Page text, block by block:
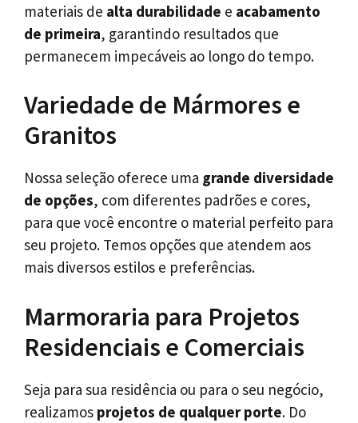
materiais de alta durabilidade e acabamento
de primeira, garantindo resultados que
permanecem impecáveis ao longo do tempo.
Variedade de Mármores e
Granitos
Nossa seleção oferece uma grande diversidade
de opções, com diferentes padrões e cores,
para que você encontre o material perfeito para
seu projeto. Temos opções que atendem aos
mais diversos estilos e preferências.
Marmoraria para Projetos
Residenciais e Comerciais
Seja para sua residência ou para o seu negócio,
realizamos projetos de qualquer porte. Do